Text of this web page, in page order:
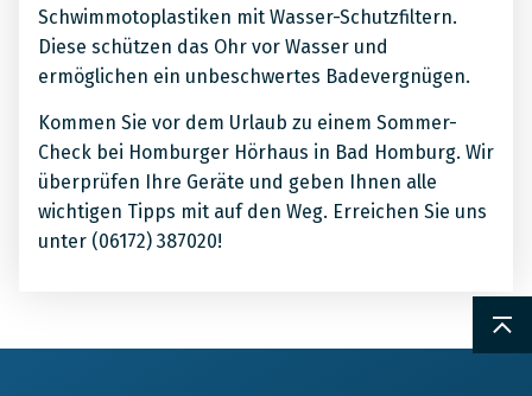
Schwimmotoplastiken mit Wasser-Schutzfiltern.
Diese schützen das Ohr vor Wasser und
ermöglichen ein unbeschwertes Badevergnügen.
Kommen Sie vor dem Urlaub zu einem Sommer-
Check bei Homburger Hörhaus in Bad Homburg. Wir
überprüfen Ihre Geräte und geben Ihnen alle
wichtigen Tipps mit auf den Weg. Erreichen Sie uns
unter (06172) 387020!